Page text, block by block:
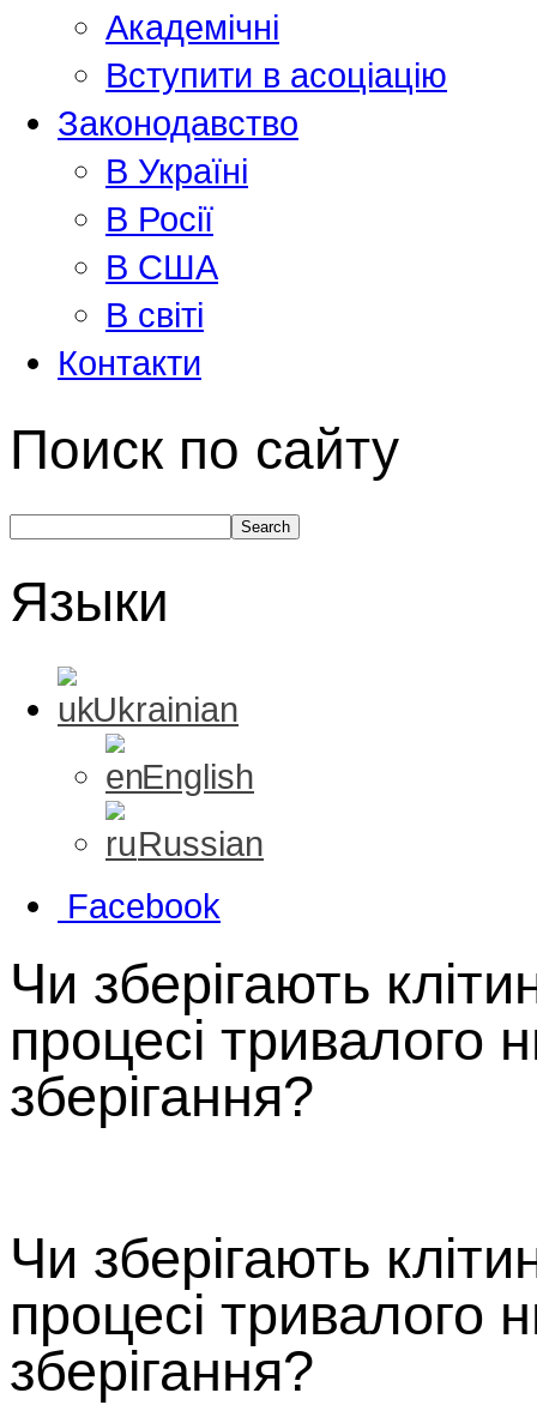
Академiчнi
Вступити в асоціацію
Законодавство
В Україні
В Росії
В США
В світі
Контакти
Поиск по сайту
Языки
Ukrainian
English
Russian
Facebook
Чи зберігають
процесі тривалого
зберігання?
Чи зберігають
процесі тривалого
зберігання?